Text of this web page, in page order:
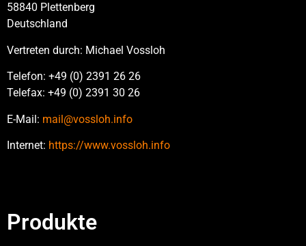
58840 Plettenberg
Deutschland
Vertreten durch: Michael Vossloh
Telefon: +49 (0) 2391 26 26
Telefax: +49 (0) 2391 30 26
E-Mail: mail@vossloh.info
Internet: https://www.vossloh.info
Produkte